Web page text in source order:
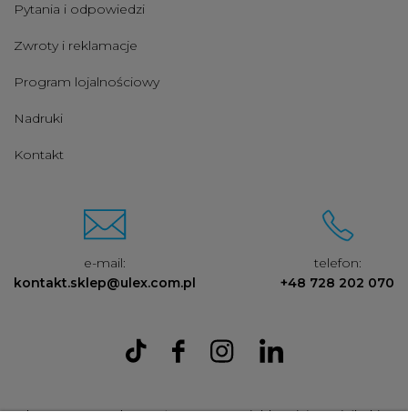
Pytania i odpowiedzi
Zwroty i reklamacje
Program lojalnościowy
Nadruki
Kontakt
e-mail:
kontakt.sklep@ulex.com.pl
telefon:
+48 728 202 070